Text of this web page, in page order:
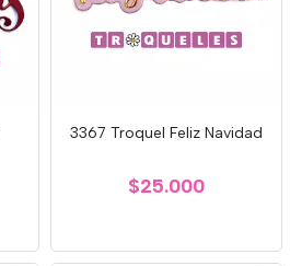
3367 Troquel Feliz Navidad
$25.000